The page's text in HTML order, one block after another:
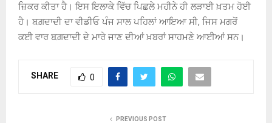
ਜ਼ਿਕਰ ਕੀਤਾ ਹੈ। ਇਸ ਇਲਾਕੇ ਵਿੱਚ ਪਿਛਲੇ ਮਹੀਨੇ ਹੀ ਲੜਾਈ ਖ਼ਤਮ ਹੋਈ
ਹੈ। ਬਗ਼ਦਾਦੀ ਦਾ ਵੀਡੀਓ ਪੰਜ ਸਾਲ ਪਹਿਲਾਂ ਆਇਆ ਸੀ, ਜਿਸ ਮਗਰੋਂ
ਕਈ ਵਾਰ ਬਗ਼ਦਾਦੀ ਦੇ ਮਾਰੇ ਜਾਣ ਦੀਆਂ ਖ਼ਬਰਾਂ ਸਾਹਮਣੇ ਆਈਆਂ ਸਨ।
SHARE 0
PREVIOUS POST